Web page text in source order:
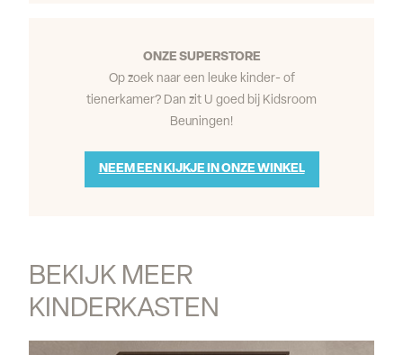
ONZE SUPERSTORE
Op zoek naar een leuke kinder- of
tienerkamer? Dan zit U goed bij Kidsroom
Beuningen!
NEEM EEN KIJKJE IN ONZE WINKEL
BEKIJK MEER
KINDERKASTEN